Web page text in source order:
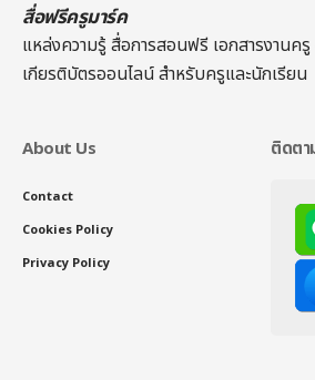
สื่อฟรีครูมาร์ค
แหล่งความรู้ สื่อการสอนฟรี เอกสารงานค
เกียรติบัตรออนไลน์สำหรับครูและนักเรียน
About Us
Contact
Cookies Policy
Privacy Policy
ติดตา